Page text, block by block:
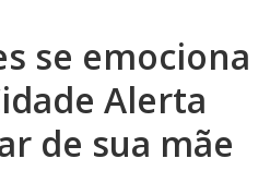
se emociona
Alerta
de sua mãe